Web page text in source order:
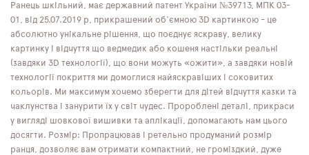
Ранець шкільний, має державний патент України №39713, МПК 03-
01, від 25.07.2019 р, прикрашений об'ємною 3D картинкою - це
абсолютно унікальне рішення, що поєднує яскраву, велику
картинку і відчуття що ведмедик або кошеня настільки реальні
(завдяки 3D технології), що вони можуть «ожити», а завдяки новій
технології покриття ми домоглися найяскравіших і соковитих
кольорів. Ми максимум хочемо зберегти для дітей відчуття казки та
чаклунства і занурити їх у світ чудес. Пророблені деталі, прикраси
у вигляді шовкової вишивки та аплікації, допомагають нам цього
досягти. Розмір: Пропрацював і ретельно продуманий розмір
ранця, дозволяє вам отримати компактний, не громіздкий, дуже